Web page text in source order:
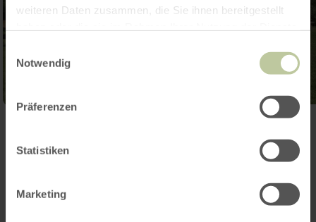
weiteren Daten zusammen, die Sie ihnen bereitgestellt
Notwendig
Präferenzen
Statistiken
Marketing
Travel itinerary